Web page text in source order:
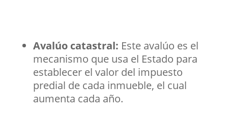
Avalúo catastral: Este avalúo es el
mecanismo que usa el Estado para
establecer el valor del impuesto
predial de cada inmueble, el cual
aumenta cada año.